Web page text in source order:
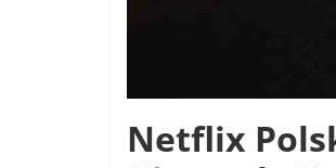
Netflix